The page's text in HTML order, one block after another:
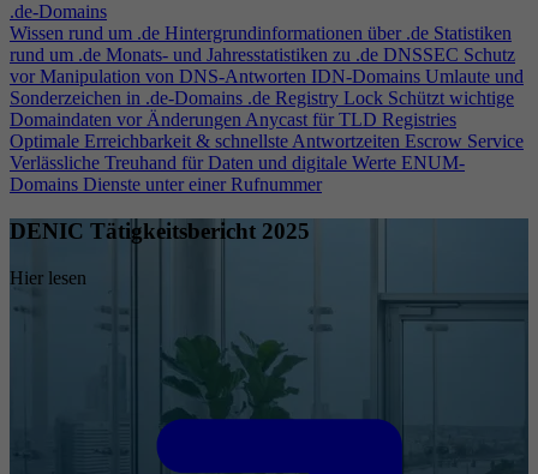
.de-Domains
Wissen rund um .de Hintergrundinformationen über .de Statistiken
rund um .de Monats- und Jahresstatistiken zu .de DNSSEC Schutz
vor Manipulation von DNS-Antworten IDN-Domains Umlaute und
Sonderzeichen in .de-Domains .de Registry Lock Schützt wichtige
Domaindaten vor ÄnderungenAnycast für TLD Registries
Optimale Erreichbarkeit & schnellste Antwortzeiten Escrow Service
Verlässliche Treuhand für Daten und digitale Werte ENUM-
Domains Dienste unter einer Rufnummer
DENIC Tätigkeitsbericht 2025
Hier lesen